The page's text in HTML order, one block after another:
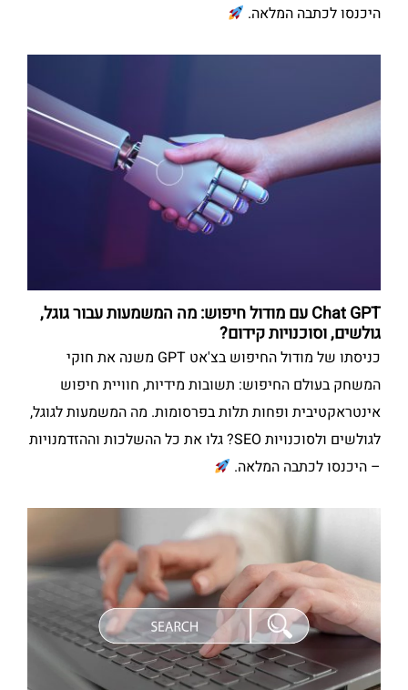
היכנסו לכתבה המלאה.
Chat GPT עם מודול חיפוש: מה המשמעות עבור גוגל,
גולשים, וסוכנויות קידום?
כניסתו של מודול החיפוש בצ'אט GPT משנה את חוקי
המשחק בעולם החיפוש: תשובות מידיות, חוויית חיפוש
אינטראקטיבית ופחות תלות בפרסומות. מה המשמעות לגוגל,
לגולשים ולסוכנויות SEO? גלו את כל ההשלכות וההזדמנויות
– היכנסו לכתבה המלאה.